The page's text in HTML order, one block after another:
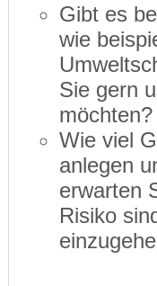
Gibt es
wie
Sie gern
möchten?
Wie viel
anlegen
erwarten
Risiko